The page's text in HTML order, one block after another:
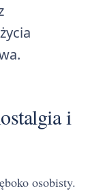
i
osobisty.